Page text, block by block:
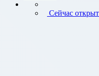
Сейчас